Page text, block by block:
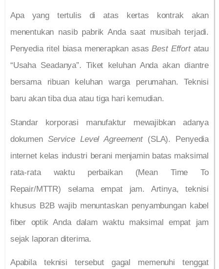
Apa yang tertulis di atas kertas kontrak akan
menentukan nasib pabrik Anda saat musibah terjadi.
Penyedia ritel biasa menerapkan asasBest Effortatau
“Usaha Seadanya”. Tiket keluhan Anda akan diantre
bersama ribuan keluhan warga perumahan. Teknisi
baru akan tiba dua atau tiga hari kemudian.
Standar korporasi manufaktur mewajibkan adanya
dokumenService Level Agreement(SLA). Penyedia
internet kelas industri berani menjamin batas maksimal
rata-rata waktu perbaikan (Mean Time To
Repair/MTTR) selama empat jam. Artinya, teknisi
khusus B2B wajib menuntaskan penyambungan kabel
fiber optik Anda dalam waktu maksimal empat jam
sejak laporan diterima.
Apabila teknisi tersebut gagal memenuhi tenggat